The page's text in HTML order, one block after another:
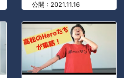
公開 : 2021.11.16